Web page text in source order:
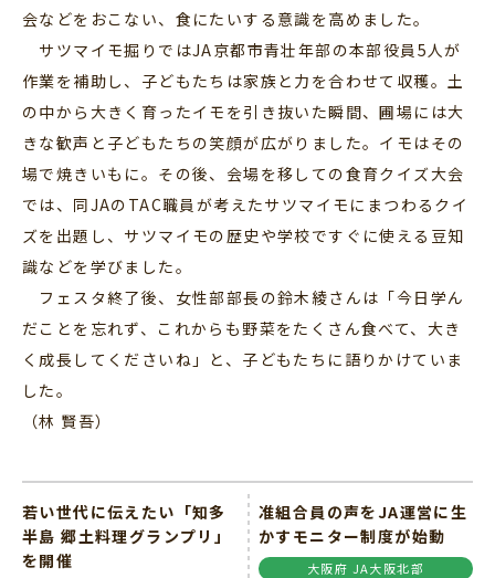
会などをおこない、食にたいする意識を高めました。
サツマイモ掘りではJA京都市青壮年部の本部役員5人が
作業を補助し、子どもたちは家族と力を合わせて収穫。土
の中から大きく育ったイモを引き抜いた瞬間、圃場には大
きな歓声と子どもたちの笑顔が広がりました。イモはその
場で焼きいもに。その後、会場を移しての食育クイズ大会
では、同JAのTAC職員が考えたサツマイモにまつわるクイ
ズを出題し、サツマイモの歴史や学校ですぐに使える豆知
識などを学びました。
フェスタ終了後、女性部部長の鈴木綾さんは「今日学ん
だことを忘れず、これからも野菜をたくさん食べて、大き
く成長してくださいね」と、子どもたちに語りかけていま
した。
（林 賢吾）
若い世代に伝えたい「知多
半島 郷土料理グランプリ」
を開催
准組合員の声をJA運営に生
かすモニター制度が始動
大阪府 JA大阪北部